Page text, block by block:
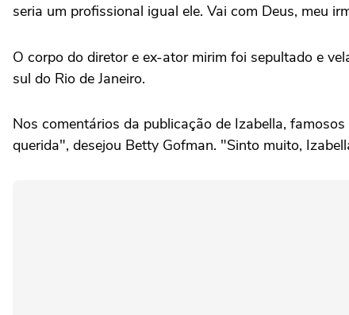
seria um profissional igual ele. Vai com Deus, meu
O corpo do diretor e ex-ator mirim foi sepultado e
sul do Rio de Janeiro.
Nos comentários da publicação de Izabella,
querida", desejou Betty Gofman. "Sinto muito,